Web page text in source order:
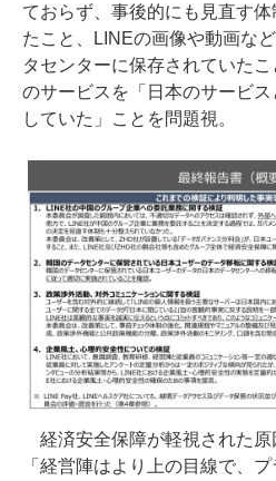
ておらず、事後的にも見直す
たこと、LINEの画像や動画な
タセンターに保存されていた
のサービスを「日本のサービ
していた」ことを問題視。
経済安全保障が軽視された原
「経営陣はより上の目線で、